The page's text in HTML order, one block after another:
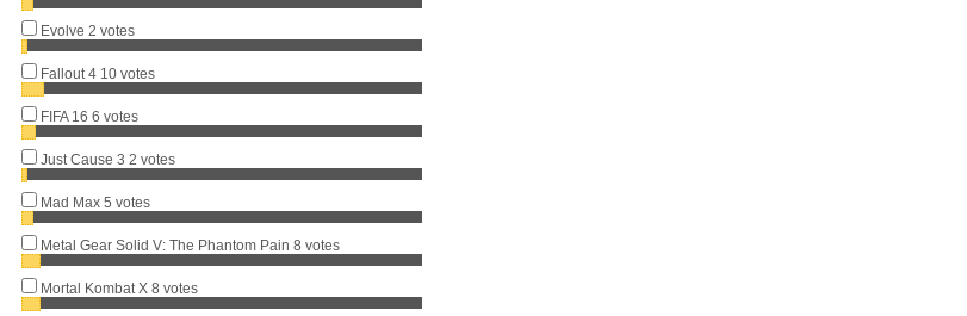
Evolve 2 votes
Fallout 4 10 votes
FIFA 16 6 votes
Just Cause 3 2 votes
Mad Max 5 votes
Metal Gear Solid V: The Phantom Pain 8 votes
Mortal Kombat X 8 votes